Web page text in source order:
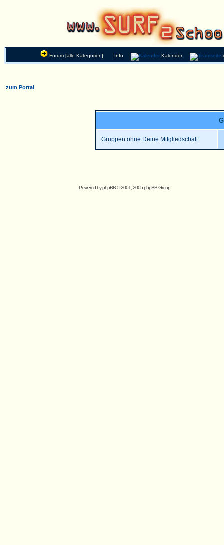
Forum [alle Kategorien] Info Kalender
zum Portal
Gruppen ohne Deine Mitgliedschaft
Powered byphpBB© 2001, 2005 phpBB Group